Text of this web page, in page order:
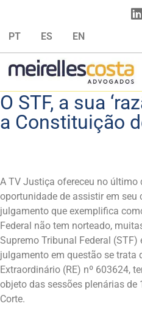
PT ES EN
O STF, a sua
a Constituição
A TV Justiça ofereceu no último
oportunidade de assistir em seu
julgamento que exemplifica
Federal não tem norteado,
Supremo Tribunal Federal (STF)
julgamento em questão se trata
Extraordinário (RE) nº 603624,
objeto das sessões plenárias
Corte.